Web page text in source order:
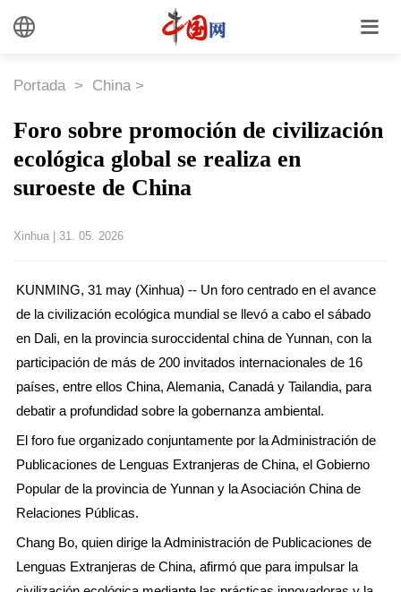
Portada > China >
Foro sobre promoción de civilización
ecológica global se realiza en
suroeste de China
Xinhua 31. 05. 2026
KUNMING, 31 may (Xinhua) -- Un foro centrado en el avance
de la civilización ecológica mundial se llevó a cabo el sábado
en Dali, en la provincia suroccidental china de Yunnan, con la
participación de más de 200 invitados internacionales de 16
países, entre ellos China, Alemania, Canadá y Tailandia, para
debatir a profundidad sobre la gobernanza ambiental.
El foro fue organizado conjuntamente por la Administración de
Publicaciones de Lenguas Extranjeras de China, el Gobierno
Popular de la provincia de Yunnan y la Asociación China de
Relaciones Públicas.
Chang Bo, quien dirige la Administración de Publicaciones de
Lenguas Extranjeras de China, afirmó que para impulsar la